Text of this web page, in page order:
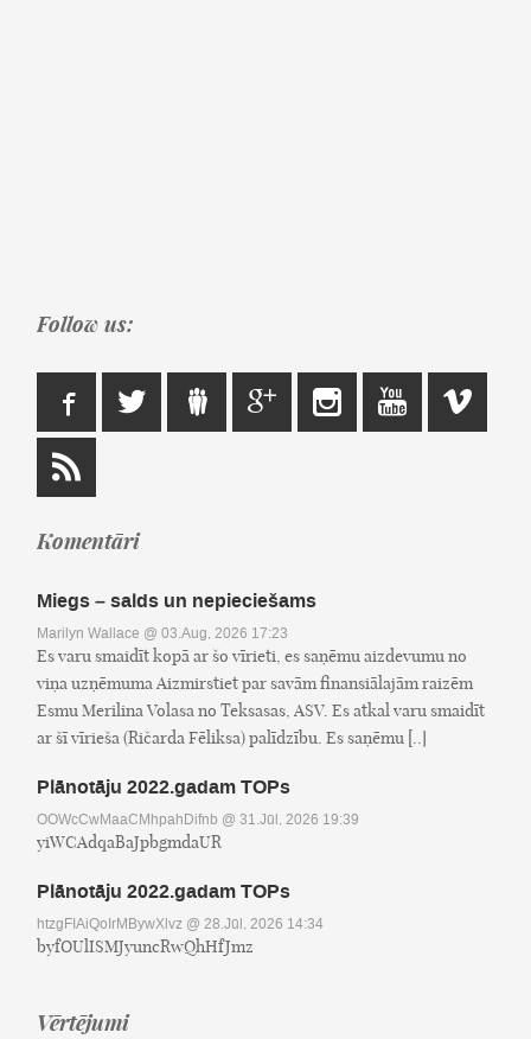
Follow us:
Komentāri
Miegs – salds un nepieciešams
Marilyn Wallace @ 03.Aug, 2026 17:23
Es varu smaidīt kopā ar šo vīrieti, es saņēmu aizdevumu no
viņa uzņēmuma Aizmirstiet par savām finansiālajām raizēm
Esmu Merilina Volasa no Teksasas, ASV. Es atkal varu smaidīt
ar šī vīrieša (Ričarda Fēliksa) palīdzību. Es saņēmu [..]
Plānotāju 2022.gadam TOPs
OOWcCwMaaCMhpahDifnb @ 31.Jūl, 2026 19:39
yiWCAdqaBaJpbgmdaUR
Plānotāju 2022.gadam TOPs
htzgFIAiQoIrMBywXlvz @ 28.Jūl, 2026 14:34
byfOUlISMJyuncRwQhHfJmz
Vērtējumi